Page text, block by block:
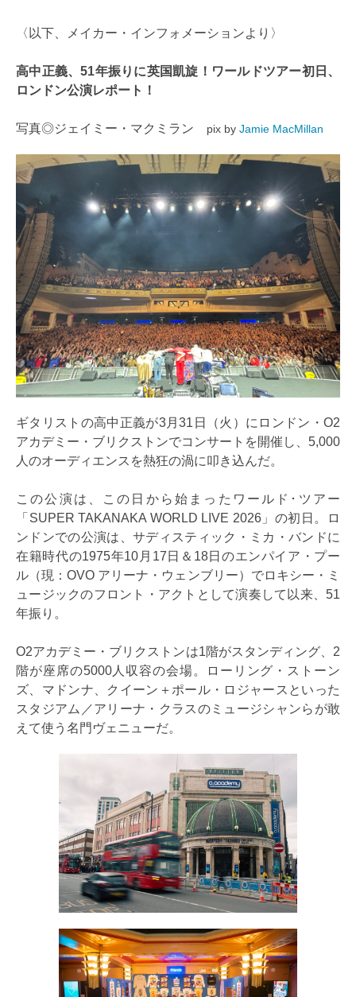
〈以下、メイカー・インフォメーションより〉
高中正義、51年振りに英国凱旋！ワールドツアー初日、
ロンドン公演レポート！
写真◎ジェイミー・マクミラン pix by Jamie MacMillan ​​​​​​​
ギタリストの高中正義が3月31日（火）にロンドン・O2
アカデミー・ブリクストンでコンサートを開催し、5,000
人のオーディエンスを熱狂の渦に叩き込んだ。
この公演は、この日から始まったワールド･ツアー
「SUPER TAKANAKA WORLD LIVE 2026」の初日。ロ
ンドンでの公演は、サディスティック・ミカ・バンドに
在籍時代の1975年10月17日＆18日のエンパイア・プー
ル（現：OVO アリーナ・ウェンブリー）でロキシー・ミ
ュージックのフロント・アクトとして演奏して以来、51
年振り。
O2アカデミー・ブリクストンは1階がスタンディング、2
階が座席の5000人収容の会場。ローリング・ストーン
ズ、マドンナ、クイーン＋ポール・ロジャースといった
スタジアム／アリーナ・クラスのミュージシャンらが敢
えて使う名門ヴェニューだ。